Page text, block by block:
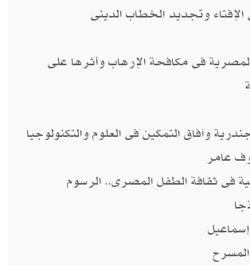
وتجديد الخطاب الدينى
نجم
فى مكافحة الإرهاب وأثرها على
جابر
وآفاق التمكين فى العلوم والتكنولوجيا
عامر
فى ثقافة الطفل المصرى.. الرسوم
إسماعيل